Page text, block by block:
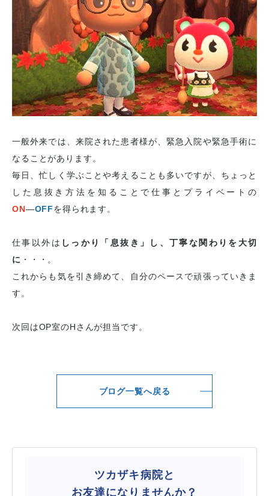
一般外来では、来院された患者様が、緊急入院や緊急手術に
なることがあります。
毎日、忙しく学ぶことや考えることも多いですが、 ちょっと
した息抜き方法を知ることで仕事とプライベートの
ON―OFFを得られます。
仕事以外は しっかり「息抜き」し、丁寧な関わりを大切
に ・・・。
これからも気を引き締めて、自分のペースで頑張っていきま
す。
次回はOP室のHさんが担当です。
ブログ一覧へ戻る
ツカザキ病院と
お友達になりませんか？